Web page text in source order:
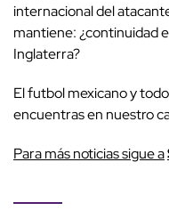
internacional del
mantiene: ¿continuidad
Inglaterra?
El futbol mexicano y
encuentras en nuestro
Para más noticias sigue a